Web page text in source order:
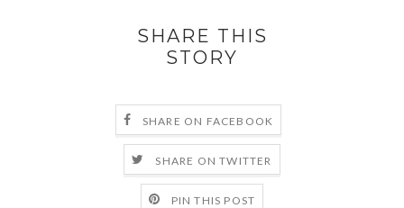
SHARE THIS
STORY
SHARE ON FACEBOOK
SHARE ON TWITTER
PIN THIS POST